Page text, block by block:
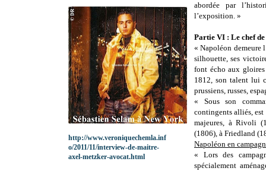
abordée par
l’exposition. »
Partie VI : Le chef
« Napoléon demeure
silhouette, ses
font écho aux
1812, son talent lui
prussiens, russes,
« Sous son
contingents alliés, est
majeures, à Rivoli
(1806), à Friedland
Napoléon en
« Lors des
spécialement
http://www.veroniquechemla.inf
o/2011/11/interview-de-maitre-
axel-metzker-avocat.html